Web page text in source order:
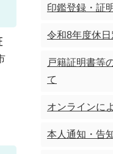
印鑑登録・証
令和8年度休
戸籍証明書等
て
オンラインに
本人通知・告